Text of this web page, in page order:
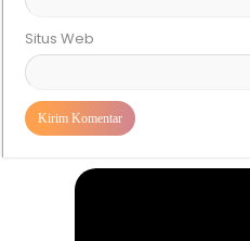
Situs Web